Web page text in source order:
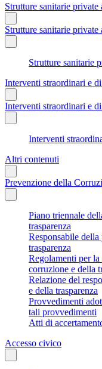
Strutture sanitarie private
Strutture sanitarie private
Strutture sanitarie
Interventi straordinari e di
Interventi straordinari e di
Interventi
Altri contenuti
Prevenzione della
Piano triennale
trasparenza
Responsabile
trasparenza
Regolamenti per la
corruzione e della
Relazione del
e della trasparenza
Provvedimenti
tali provvedimenti
Atti di
Accesso civico